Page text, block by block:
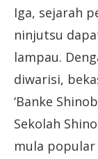
Iga, sejarah
ninjutsu
lampau.
diwarisi,
‘Banke
Sekolah
mula